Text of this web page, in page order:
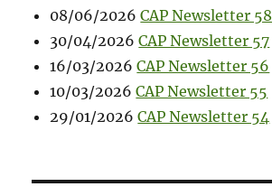
08/06/2026 CAP Newsletter 58
30/04/2026 CAP Newsletter 57
16/03/2026 CAP Newsletter 56
10/03/2026 CAP Newsletter 55
29/01/2026 CAP Newsletter 54